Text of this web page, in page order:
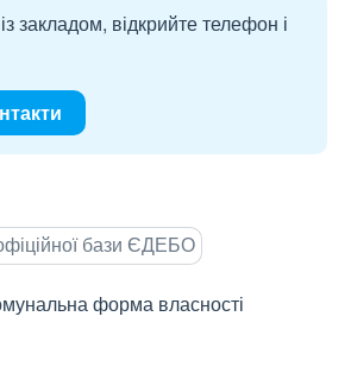
закладом, відкрийте телефон і
бази ЄДЕБО
форма власності